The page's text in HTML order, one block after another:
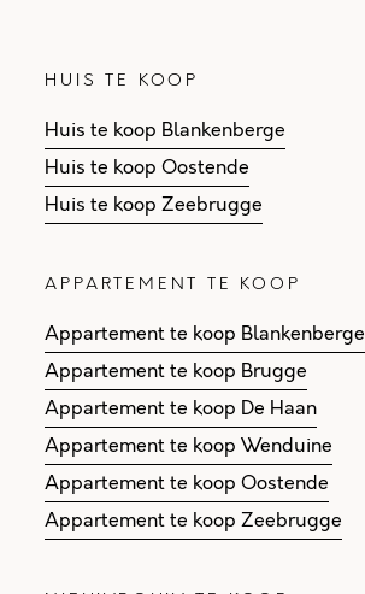
HUIS TE KOOP
Huis te koop Blankenberge
Huis te koop Oostende
Huis te koop Zeebrugge
APPARTEMENT TE KOOP
Appartement te koop Blankenberge
Appartement te koop Brugge
Appartement te koop De Haan
Appartement te koop Wenduine
Appartement te koop Oostende
Appartement te koop Zeebrugge